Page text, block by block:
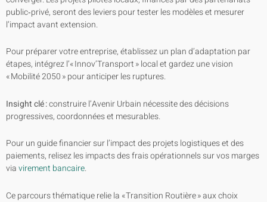
public‑privé, seront des leviers pour tester les modèles et mesurer
l’impact avant extension.
Pour préparer votre entreprise, établissez un plan d’adaptation par
étapes, intégrez l’« Innov’Transport » local et gardez une vision
« Mobilité 2050 » pour anticiper les ruptures.
Insight clé :construire l’Avenir Urbain nécessite des décisions
progressives, coordonnées et mesurables.
Pour un guide financier sur l’impact des projets logistiques et des
paiements, relisez les impacts des frais opérationnels sur vos marges
viavirement bancaire.
Ce parcours thématique relie la « Transition Routière » aux choix